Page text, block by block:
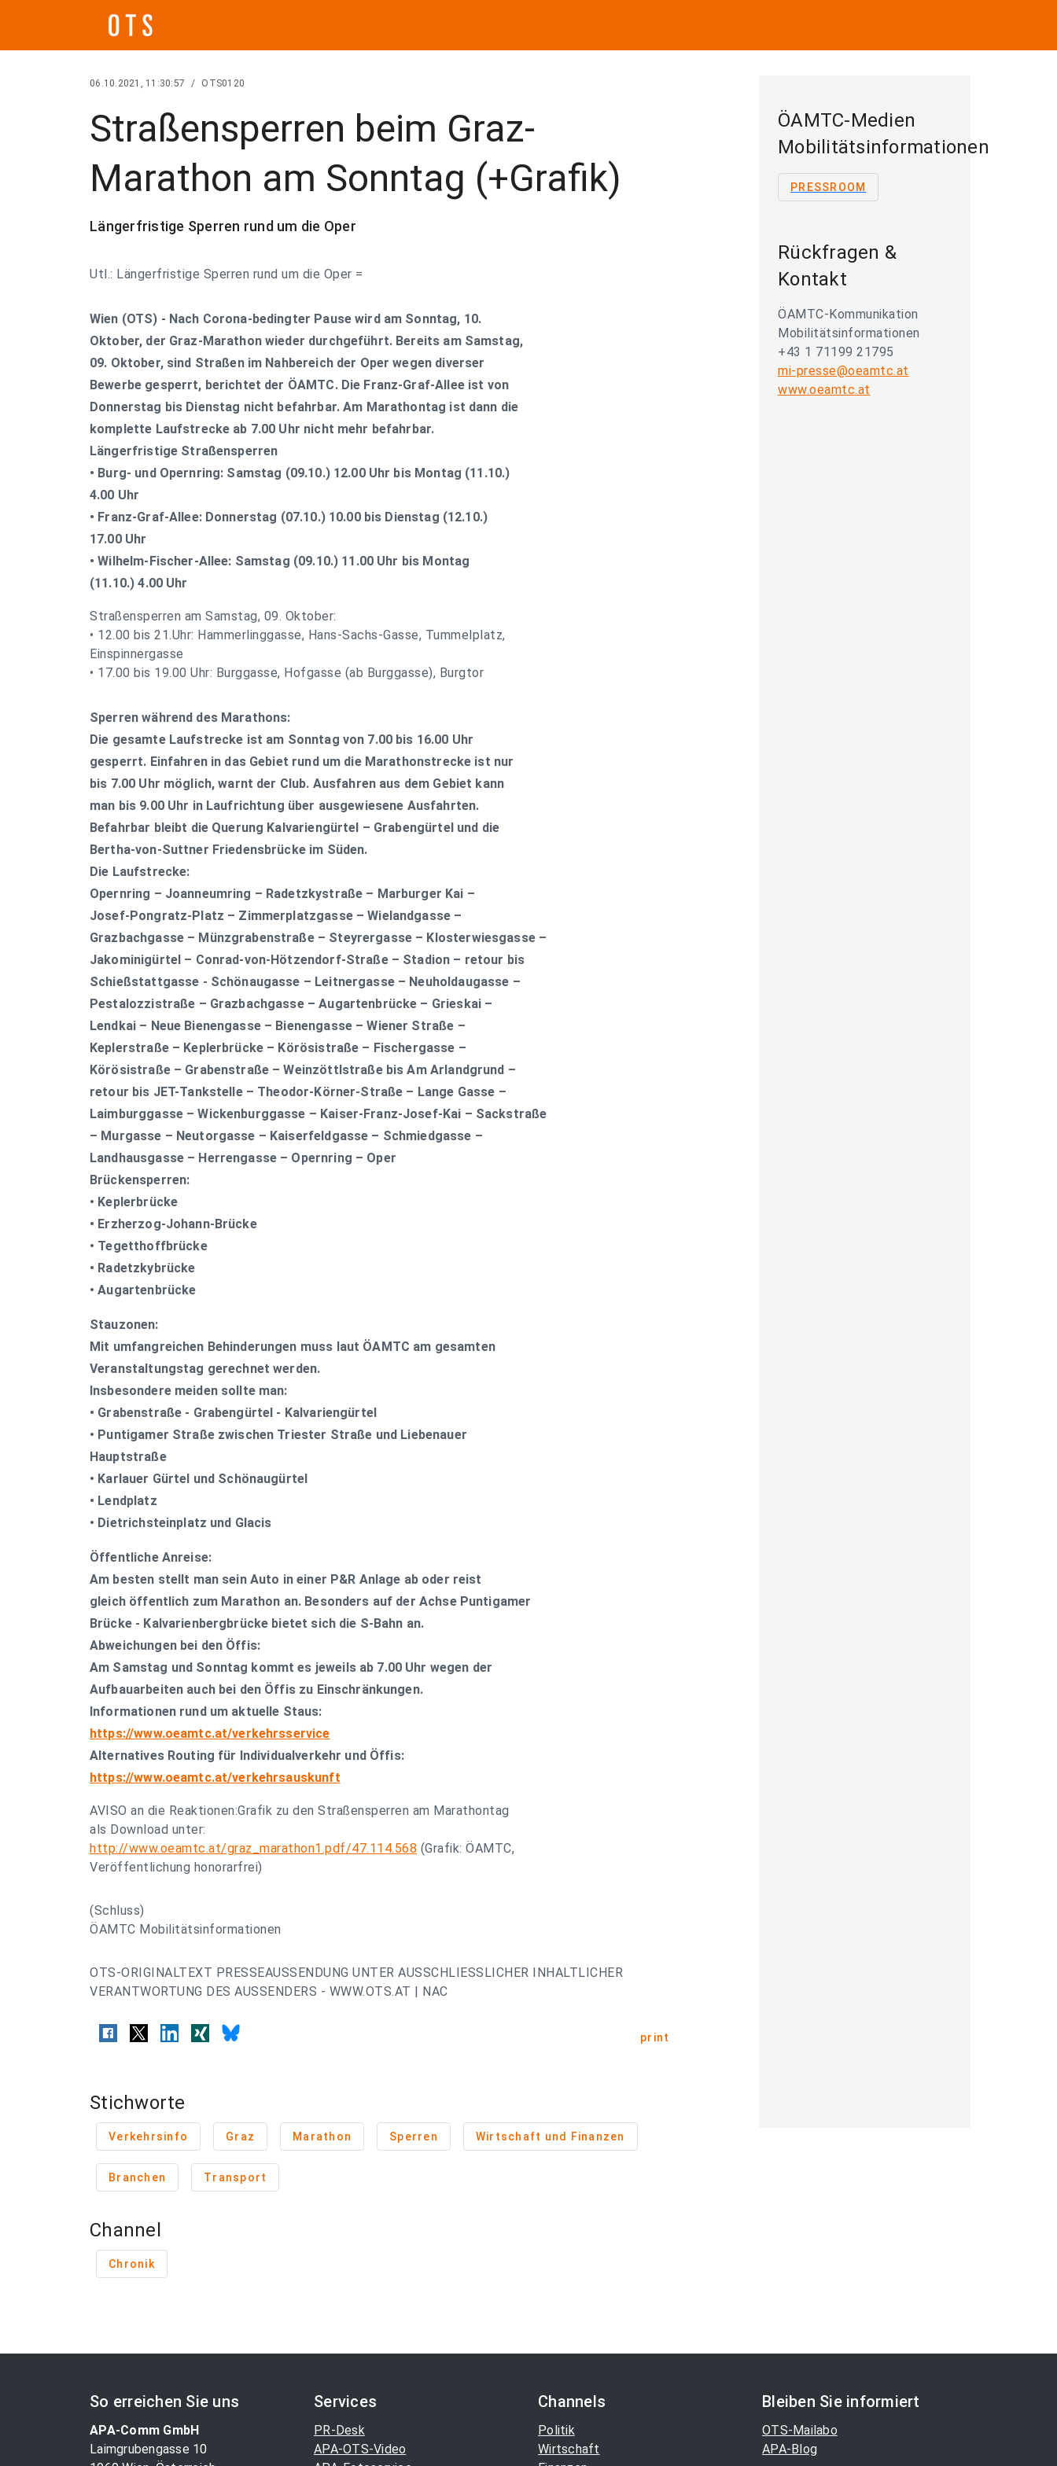
06.10.2021, 11:30:57 / OTS0120
Straßensperren beim Graz-
Marathon am Sonntag (+Grafik)
Längerfristige Sperren rund um die Oper
Utl.: Längerfristige Sperren rund um die Oper =
Wien (OTS) - Nach Corona-bedingter Pause wird am Sonntag, 10.
Oktober, der Graz-Marathon wieder durchgeführt. Bereits am Samstag,
09. Oktober, sind Straßen im Nahbereich der Oper wegen diverser
Bewerbe gesperrt, berichtet der ÖAMTC. Die Franz-Graf-Allee ist von
Donnerstag bis Dienstag nicht befahrbar. Am Marathontag ist dann die
komplette Laufstrecke ab 7.00 Uhr nicht mehr befahrbar.
Längerfristige Straßensperren
• Burg- und Opernring: Samstag (09.10.) 12.00 Uhr bis Montag (11.10.)
4.00 Uhr
• Franz-Graf-Allee: Donnerstag (07.10.) 10.00 bis Dienstag (12.10.)
17.00 Uhr
• Wilhelm-Fischer-Allee: Samstag (09.10.) 11.00 Uhr bis Montag
(11.10.) 4.00 Uhr
Straßensperren am Samstag, 09. Oktober:
• 12.00 bis 21.Uhr: Hammerlinggasse, Hans-Sachs-Gasse, Tummelplatz,
Einspinnergasse
• 17.00 bis 19.00 Uhr: Burggasse, Hofgasse (ab Burggasse), Burgtor
Sperren während des Marathons:
Die gesamte Laufstrecke ist am Sonntag von 7.00 bis 16.00 Uhr
gesperrt. Einfahren in das Gebiet rund um die Marathonstrecke ist nur
bis 7.00 Uhr möglich, warnt der Club. Ausfahren aus dem Gebiet kann
man bis 9.00 Uhr in Laufrichtung über ausgewiesene Ausfahrten.
Befahrbar bleibt die Querung Kalvariengürtel – Grabengürtel und die
Bertha-von-Suttner Friedensbrücke im Süden.
Die Laufstrecke:
Opernring – Joanneumring – Radetzkystraße – Marburger Kai –
Josef-Pongratz-Platz – Zimmerplatzgasse – Wielandgasse –
Grazbachgasse – Münzgrabenstraße – Steyrergasse – Klosterwiesgasse –
Jakominigürtel – Conrad-von-Hötzendorf-Straße – Stadion – retour bis
Schießstattgasse - Schönaugasse – Leitnergasse – Neuholdaugasse –
Pestalozzistraße – Grazbachgasse – Augartenbrücke – Grieskai –
Lendkai – Neue Bienengasse – Bienengasse – Wiener Straße –
Keplerstraße – Keplerbrücke – Körösistraße – Fischergasse –
Körösistraße – Grabenstraße – Weinzöttlstraße bis Am Arlandgrund –
retour bis JET-Tankstelle – Theodor-Körner-Straße – Lange Gasse –
Laimburggasse – Wickenburggasse – Kaiser-Franz-Josef-Kai – Sackstraße
– Murgasse – Neutorgasse – Kaiserfeldgasse – Schmiedgasse –
Landhausgasse – Herrengasse – Opernring – Oper
Brückensperren:
• Keplerbrücke
• Erzherzog-Johann-Brücke
• Tegetthoffbrücke
• Radetzkybrücke
• Augartenbrücke
Stauzonen:
Mit umfangreichen Behinderungen muss laut ÖAMTC am gesamten
Veranstaltungstag gerechnet werden.
Insbesondere meiden sollte man:
• Grabenstraße - Grabengürtel - Kalvariengürtel
• Puntigamer Straße zwischen Triester Straße und Liebenauer
Hauptstraße
• Karlauer Gürtel und Schönaugürtel
• Lendplatz
• Dietrichsteinplatz und Glacis
Öffentliche Anreise:
Am besten stellt man sein Auto in einer P&R Anlage ab oder reist
gleich öffentlich zum Marathon an. Besonders auf der Achse Puntigamer
Brücke - Kalvarienbergbrücke bietet sich die S-Bahn an.
Abweichungen bei den Öffis:
Am Samstag und Sonntag kommt es jeweils ab 7.00 Uhr wegen der
Aufbauarbeiten auch bei den Öffis zu Einschränkungen.
Informationen rund um aktuelle Staus:
https://www.oeamtc.at/verkehrsservice
Alternatives Routing für Individualverkehr und Öffis:
https://www.oeamtc.at/verkehrsauskunft
AVISO an die Reaktionen:Grafik zu den Straßensperren am Marathontag
als Download unter:
http://www.oeamtc.at/graz_marathon1.pdf/47.114.568 (Grafik: ÖAMTC,
Veröffentlichung honorarfrei)
(Schluss)
ÖAMTC Mobilitätsinformationen
OTS-ORIGINALTEXT PRESSEAUSSENDUNG UNTER AUSSCHLIESSLICHER INHALTLICHER
VERANTWORTUNG DES AUSSENDERS - WWW.OTS.AT | NAC
print
Stichworte
Verkehrsinfo Graz Marathon Sperren Wirtschaft und Finanzen
Branchen Transport
Channel
Chronik
ÖAMTC-Medien
Mobilitätsinformationen
PRESSROOM
Rückfragen &
Kontakt
ÖAMTC-Kommunikation
Mobilitätsinformationen
+43 1 71199 21795
mi-presse@oeamtc.at
www.oeamtc.at
So erreichen Sie uns
APA-Comm GmbH
Laimgrubengasse 10
Services
PR-Desk
APA-OTS-Video
Channels
Politik
Wirtschaft
Bleiben Sie informiert
OTS-Mailabo
APA-Blog